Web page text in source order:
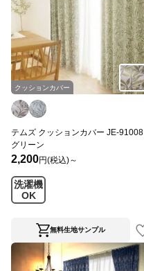
クッションカバー
テムズ クッションカバー JE-91008
グリーン
2,200円(税込)～
洗濯機
OK
無料生地サンプル